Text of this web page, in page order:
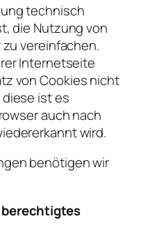
technisch
die Nutzung von
vereinfachen.
Internetseite
von Cookies nicht
ist es
auch nach
wird.
benötigen wir